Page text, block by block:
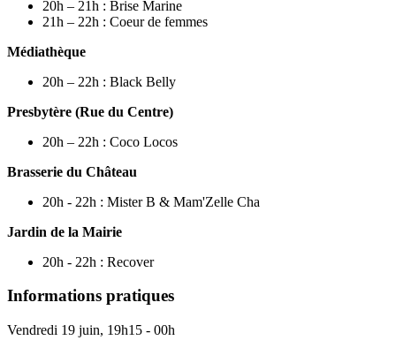
20h – 21h : Brise Marine
21h – 22h : Coeur de femmes
Médiathèque
20h – 22h : Black Belly
Presbytère (Rue du Centre)
20h – 22h : Coco Locos
Brasserie du Château
20h - 22h : Mister B & Mam'Zelle Cha
Jardin de la Mairie
20h - 22h : Recover
Informations pratiques
Vendredi 19 juin, 19h15 - 00h